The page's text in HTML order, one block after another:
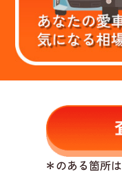
＊のある箇所